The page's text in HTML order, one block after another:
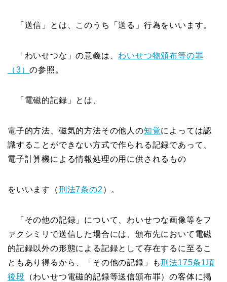
「送信」とは、このうち「送る」行為をいいます。
「わいせつな」の意義は、 わいせつ物頒布等の罪
（3）の参照。
「電磁的記録」とは、
電子的方法、磁気的方法その他人の知覚によっては認
識することができない方式で作られる記録であって、
電子計算機による情報処理の用に供されるもの
をいいます（刑法7条の2 ）。
「その他の記録」について、わいせつな画像等をフ
ァクシミリで送信した場合には、頒布先において電磁
的記録以外の形態による記録として存在するに至るこ
ともあり得るから、「その他の記録」も刑法175条1項
後段 （わいせつ電磁的記録等送信頒布罪）の客体に掲